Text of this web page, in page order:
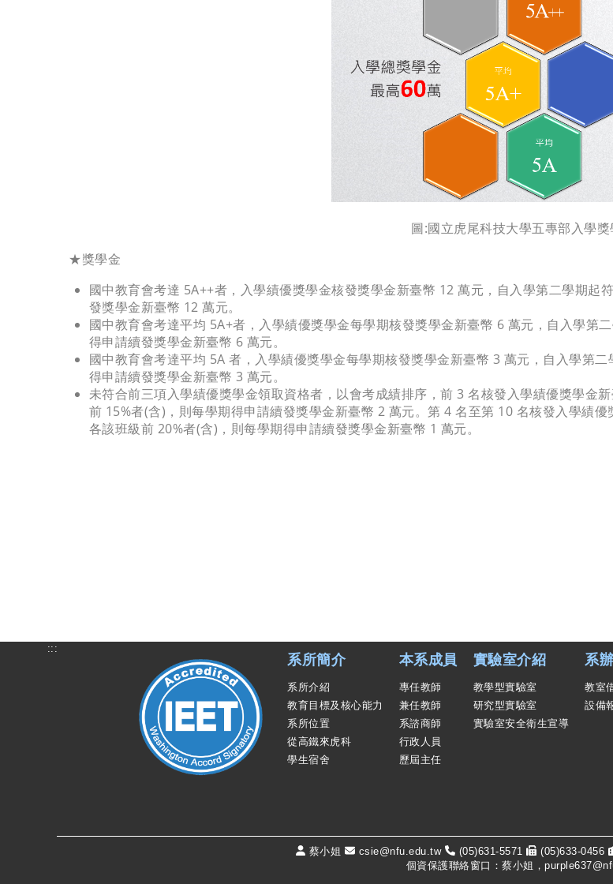
圖:國立虎尾科技大學五專部入學獎
★獎學金
國中教育會考達 5A++者，入學績優獎學金核發獎學金新臺幣 12 萬元，自入學第二學期
發獎學金新臺幣 12 萬元。
國中教育會考達平均 5A+者，入學績優獎學金每學期核發獎學金新臺幣 6 萬元，自入學第
得申請續發獎學金新臺幣 6 萬元。
國中教育會考達平均 5A 者，入學績優獎學金每學期核發獎學金新臺幣 3 萬元，自入學第
得申請續發獎學金新臺幣 3 萬元。
未符合前三項入學績優獎學金領取資格者，以會考成績排序，前 3 名核發入學績優獎學金
前 15%者(含)，則每學期得申請續發獎學金新臺幣 2 萬元。第 4 名至第 10 名核發入學績
各該班級前 20%者(含)，則每學期得申請續發獎學金新臺幣 1 萬元。
:::
系所簡介
系所介紹
教育目標及核心能力
系所位置
從高鐵來虎科
學生宿舍
本系成員
專任教師
兼任教師
系諮商師
行政人員
歷屆主任
實驗室介紹
教學型實驗室
研究型實驗室
實驗室安全衛生宣導
系
教室
設備
蔡小姐 csie@nfu.edu.tw (05)631-5571 (05)633-0456
個資保護聯絡窗口：蔡小姐，